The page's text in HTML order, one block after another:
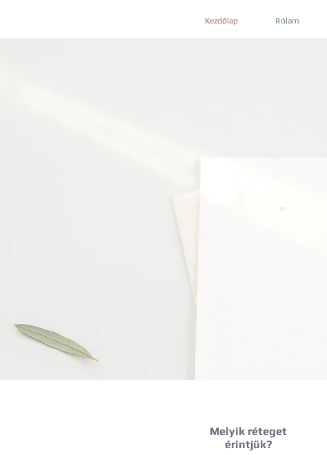
Kezdőlap Rólam
Melyik réteget
érintjük?